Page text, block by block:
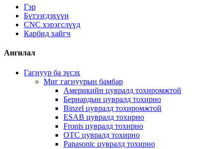
Гэр
Бүтээгдэхүүн
CNC хэрэгслүүд
Карбид хайгч
Ангилал
Гагнуур ба зүсэх
Миг гагнуурын бамбар
Америкийн цувралд тохиромжтой
Бернардын цувралд тохирно
Binzel цувралд тохиромжтой
ESAB цувралд тохирно
Fronis цувралд тохирно
OTC цувралд тохирно
Panasonic цувралд тохирно